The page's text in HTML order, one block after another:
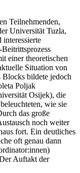
Teilnehmenden,
Universität Tuzla,
einer theoretischen
Situation von
bildete jedoch
Poljak
Osijek), die
wie sie
das große
noch weiter
fort. Ein deutliches
oft genau dann
Auftakt der